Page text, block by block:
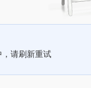
，请刷新重试